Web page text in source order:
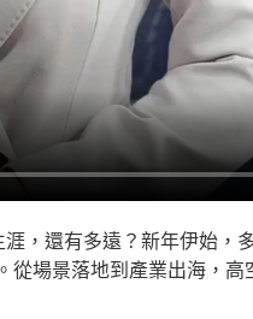
涯，還有多遠？新年伊始
從場景落地到產業出海，